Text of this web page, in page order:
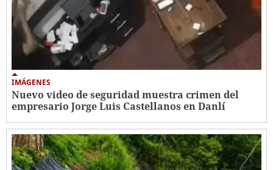
IMÁGENES
Nuevo video de seguridad muestra crimen del
empresario Jorge Luis Castellanos en Danlí